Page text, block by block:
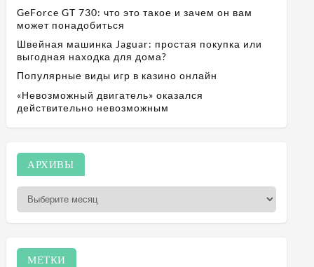
GeForce GT 730: что это такое и зачем он вам
может понадобиться
Швейная машинка Jaguar: простая покупка или
выгодная находка для дома?
Популярные виды игр в казино онлайн
«Невозможный двигатель» оказался
действительно невозможным
АРХИВЫ
А
и
в
МЕТКИ